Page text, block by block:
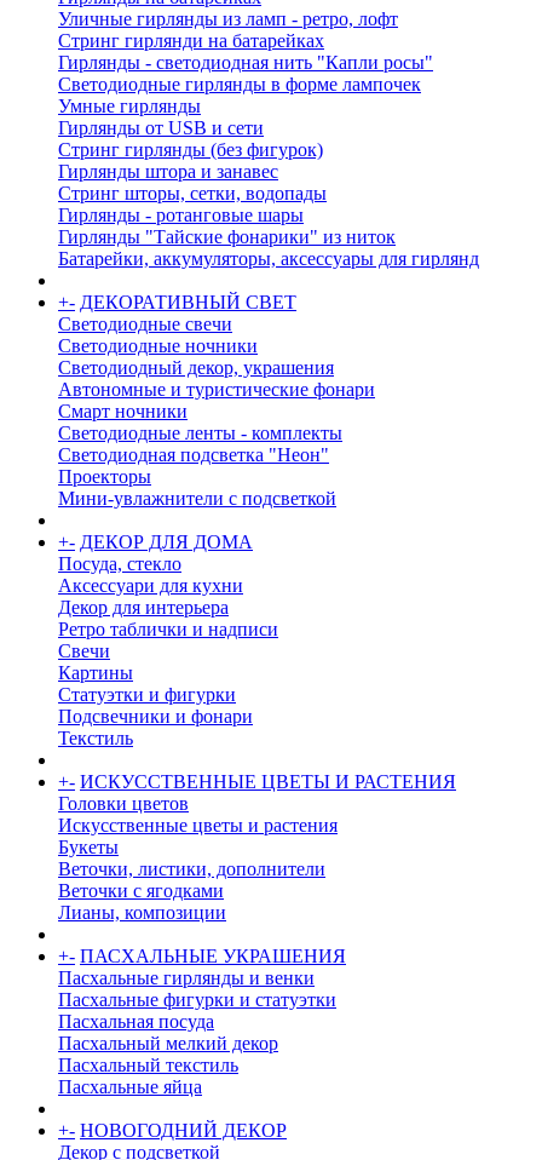
Уличные гирлянды из ламп - ретро, лофт
Стринг гирлянди на батарейках
Гирлянды - светодиодная нить "Капли росы"
Светодиодные гирлянды в форме лампочек
Умные гирлянды
Гирлянды от USB и сети
Стринг гирлянды (без фигурок)
Гирлянды штора и занавес
Стринг шторы, сетки, водопады
Гирлянды - ротанговые шары
Гирлянды "Тайские фонарики" из ниток
Батарейки, аккумуляторы, аксессуары для гирлянд
+- ДЕКОРАТИВНЫЙ СВЕТ
Светодиодные свечи
Светодиодные ночники
Светодиодный декор, украшения
Автономные и туристические фонари
Смарт ночники
Светодиодные ленты - комплекты
Светодиодная подсветка "Неон"
Проекторы
Мини-увлажнители с подсветкой
+- ДЕКОР ДЛЯ ДОМА
Посуда, стекло
Аксессуари для кухни
Декор для интерьера
Ретро таблички и надписи
Свечи
Картины
Статуэтки и фигурки
Подсвечники и фонари
Текстиль
+- ИСКУССТВЕННЫЕ ЦВЕТЫ И РАСТЕНИЯ
Головки цветов
Искусственные цветы и растения
Букеты
Веточки, листики, дополнители
Веточки с ягодками
Лианы, композиции
+- ПАСХАЛЬНЫЕ УКРАШЕНИЯ
Пасхальные гирлянды и венки
Пасхальные фигурки и статуэтки
Пасхальная посуда
Пасхальный мелкий декор
Пасхальный текстиль
Пасхальные яйца
+- НОВОГОДНИЙ ДЕКОР
Декор с подсветкой